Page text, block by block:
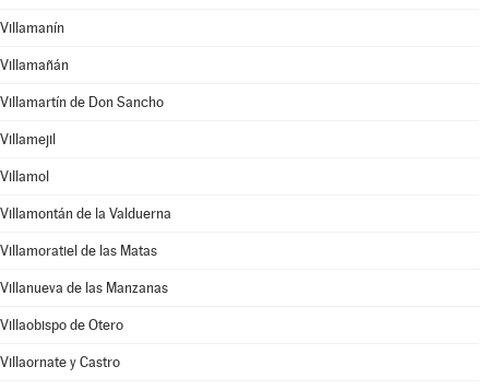
Villamanín
Villamañán
Villamartín de Don Sancho
Villamejil
Villamol
Villamontán de la Valduerna
Villamoratiel de las Matas
Villanueva de las Manzanas
Villaobispo de Otero
Villaornate y Castro